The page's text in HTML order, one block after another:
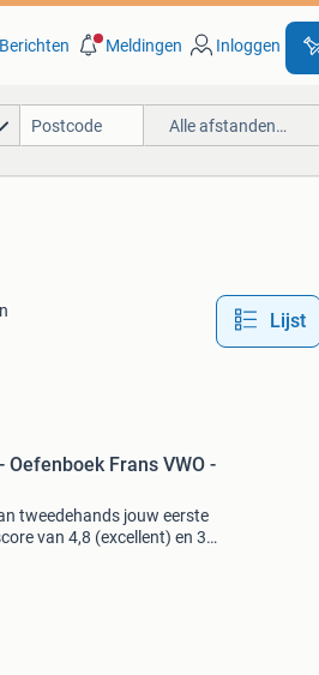
Berichten Meldingen Inloggen
Alle afstanden…
Lijst
Oefenboek Frans VWO -
tweedehands jouw eerste
van 4,8 (excellent) en 30